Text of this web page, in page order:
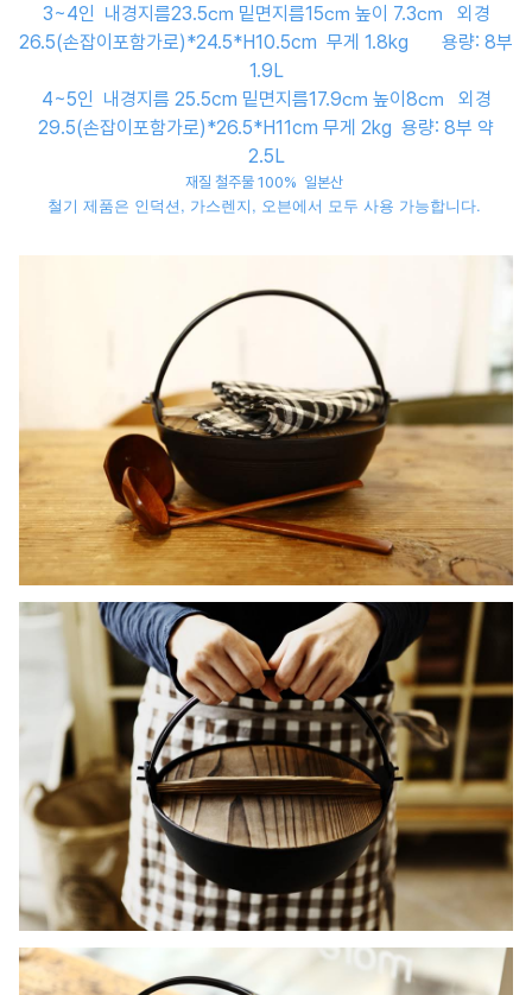
3~4인 내경지름23.5㎝ 밑면지름15㎝ 높이 7.3㎝ 외경
26.5(손잡이포함가로)*24.5*H10.5cm 무게 1.8kg 용량: 8부
1.9L
4~5인 내경지름 25.5cm 밑면지름17.9㎝ 높이8㎝ 외경
29.5(손잡이포함가로)*26.5*H11cm 무게 2kg 용량: 8부 약
2.5L
재질 철주물 100% 일본산
철기 제품은 인덕션, 가스렌지, 오븐에서 모두 사용 가능합니다.